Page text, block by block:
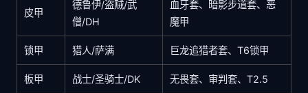
皮甲
德鲁伊/盗贼/武
僧/DH
血牙套、暗影步道套、恶
魔甲
锁甲 猎人/萨满 巨龙追猎者套、T6锁甲
板甲 战士/圣骑士/DK 无畏套、审判套、T2.5